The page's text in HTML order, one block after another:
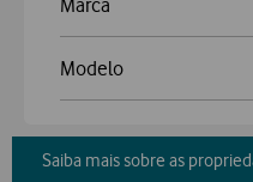
Modelo
Saiba mais sobre as